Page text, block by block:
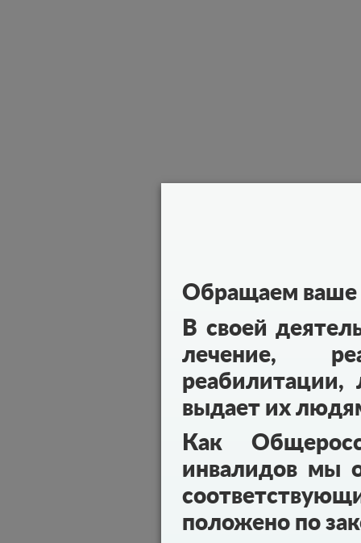
Обращаем ваше
В своей
лечение,
реабилитации,
выдает их
Как
инвалидов мы
положено по